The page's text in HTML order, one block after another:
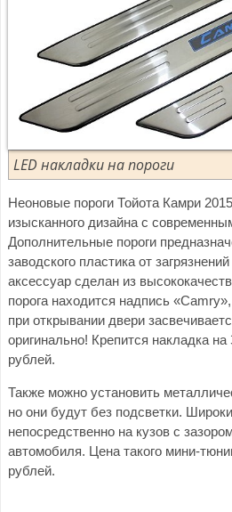
LED накладки на пороги
Неоновые пороги Тойота Камри
изысканного дизайна с
Дополнительные пороги
заводского пластика от
аксессуар сделан из
порога находится надпись
при открывании двери
оригинально! Крепится накладка
рублей.
Также можно установить
но они будут без подсветки.
непосредственно на кузов с
автомобиля. Цена такого мини-
рублей.